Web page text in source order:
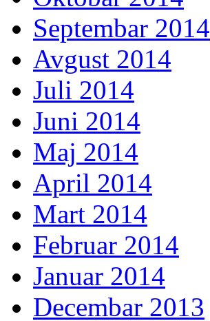
Septembar 2014
Avgust 2014
Juli 2014
Juni 2014
Maj 2014
April 2014
Mart 2014
Februar 2014
Januar 2014
Decembar 2013